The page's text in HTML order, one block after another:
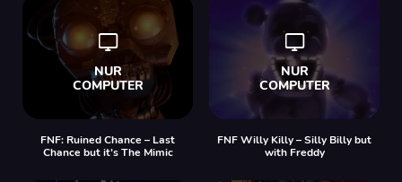
FNF: Ruined Chance – Last
Chance but it’s The Mimic
FNF Willy Killy – Silly Billy but
with Freddy